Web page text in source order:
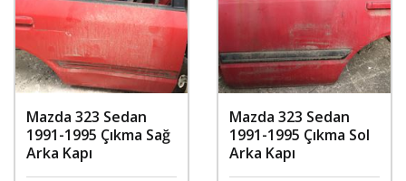
Mazda 323 Sedan
1991-1995 Çıkma Sağ
Arka Kapı
Mazda 323 Sedan
1991-1995 Çıkma Sol
Arka Kapı